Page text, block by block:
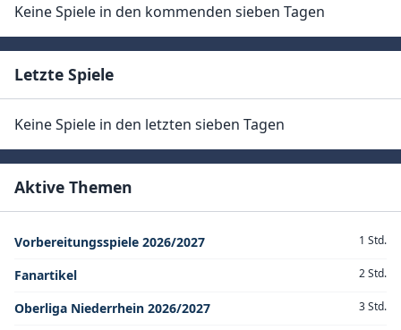
Keine Spiele in den kommenden sieben Tagen
Letzte Spiele
Keine Spiele in den letzten sieben Tagen
Aktive Themen
Vorbereitungsspiele 2026/2027 1 Std.
Fanartikel 2 Std.
Oberliga Niederrhein 2026/2027 3 Std.